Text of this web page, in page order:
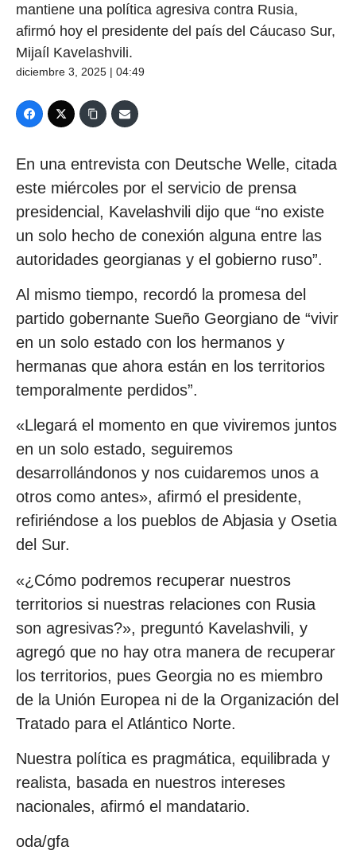
mantiene una política agresiva contra Rusia,
afirmó hoy el presidente del país del Cáucaso Sur,
Mijaíl Kavelashvili.
diciembre 3, 2025 | 04:49
En una entrevista con Deutsche Welle, citada
este miércoles por el servicio de prensa
presidencial, Kavelashvili dijo que “no existe
un solo hecho de conexión alguna entre las
autoridades georgianas y el gobierno ruso”.
Al mismo tiempo, recordó la promesa del
partido gobernante Sueño Georgiano de “vivir
en un solo estado con los hermanos y
hermanas que ahora están en los territorios
temporalmente perdidos”.
«Llegará el momento en que viviremos juntos
en un solo estado, seguiremos
desarrollándonos y nos cuidaremos unos a
otros como antes», afirmó el presidente,
refiriéndose a los pueblos de Abjasia y Osetia
del Sur.
«¿Cómo podremos recuperar nuestros
territorios si nuestras relaciones con Rusia
son agresivas?», preguntó Kavelashvili, y
agregó que no hay otra manera de recuperar
los territorios, pues Georgia no es miembro
de la Unión Europea ni de la Organización del
Tratado para el Atlántico Norte.
Nuestra política es pragmática, equilibrada y
realista, basada en nuestros intereses
nacionales, afirmó el mandatario.
oda/gfa